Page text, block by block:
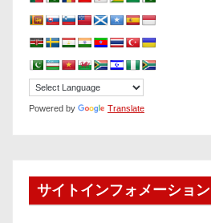
Powered by Translate
サイトインフォメーション